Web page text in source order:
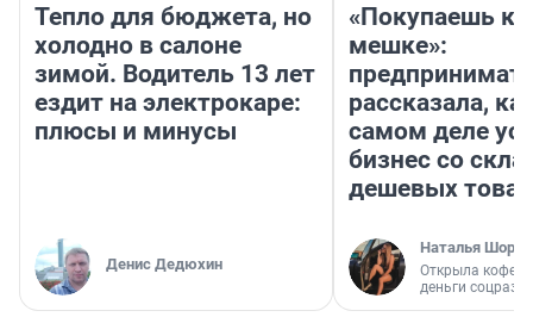
Тепло для бюджета, но
холодно в салоне
зимой. Водитель 13 лет
ездит на электрокаре:
плюсы и минусы
Денис Дедюхин
«Покупаешь
мешке»:
рассказала,
самом деле
бизнес со
дешевых
Наталья
Открыла
деньги